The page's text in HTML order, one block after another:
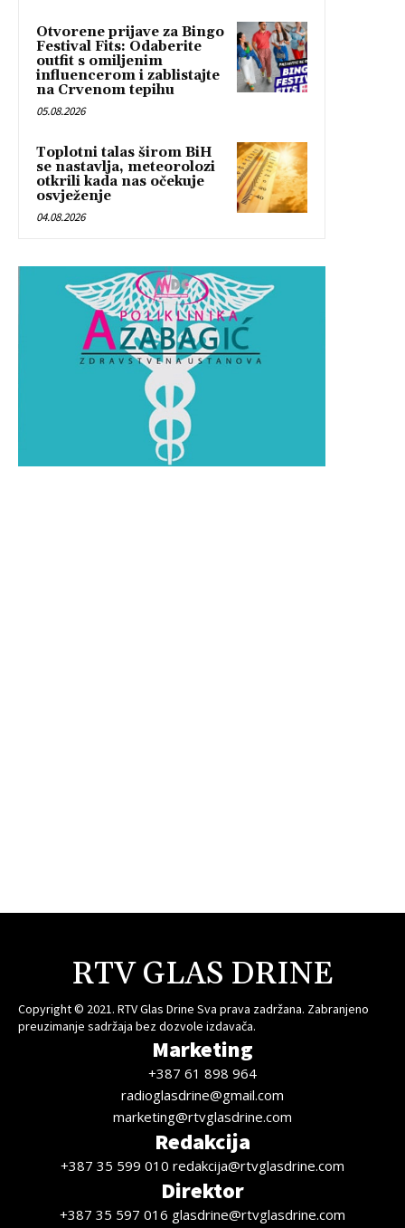
Otvorene prijave za Bingo
Festival Fits: Odaberite
outfit s omiljenim
influencerom i zablistajte
na Crvenom tepihu
05.08.2026
Toplotni talas širom BiH
se nastavlja, meteorolozi
otkrili kada nas očekuje
osvježenje
04.08.2026
RTV GLAS DRINE
Copyright © 2021. RTV Glas Drine Sva prava zadržana. Zabranjeno
preuzimanje sadržaja bez dozvole izdavača.
Marketing
+387 61 898 964
radioglasdrine@gmail.com
marketing@rtvglasdrine.com
Redakcija
+387 35 599 010 redakcija@rtvglasdrine.com
Direktor
+387 35 597 016 glasdrine@rtvglasdrine.com